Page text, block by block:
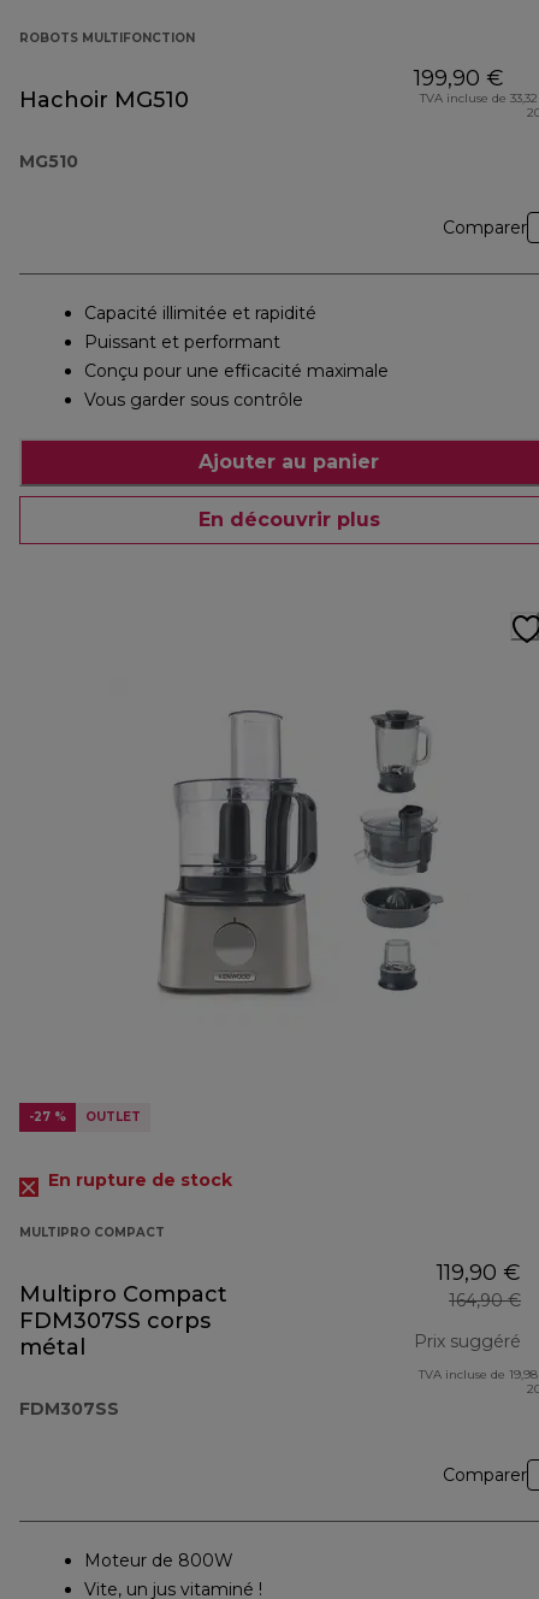
ROBOTS MULTIFONCTION
Hachoir MG510
MG510
199,90 €
TVA incluse de
Comparer
Capacité illimitée et rapidité
Puissant et performant
Conçu pour une efficacité maximale
Vous garder sous contrôle
Ajouter au panier
En découvrir plus
-27 % OUTLET
En rupture de stock
MULTIPRO COMPACT
Multipro Compact
FDM307SS corps
métal
FDM307SS
119,90 €
164,90 €
Prix suggéré
TVA incluse de
Comparer
Moteur de 800W
Vite, un jus vitaminé !